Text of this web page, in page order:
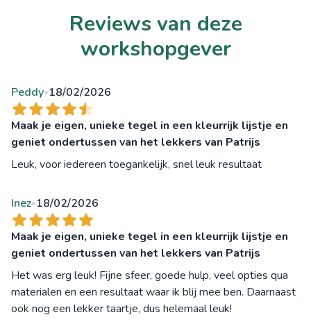
Reviews van deze
workshopgever
Peddy•18/02/2026
Maak je eigen, unieke tegel in een kleurrijk lijstje en
geniet ondertussen van het lekkers van Patrijs
Leuk, voor iedereen toegankelijk, snel leuk resultaat
Inez•18/02/2026
Maak je eigen, unieke tegel in een kleurrijk lijstje en
geniet ondertussen van het lekkers van Patrijs
Het was erg leuk! Fijne sfeer, goede hulp, veel opties qua
materialen en een resultaat waar ik blij mee ben. Daarnaast
ook nog een lekker taartje, dus helemaal leuk!